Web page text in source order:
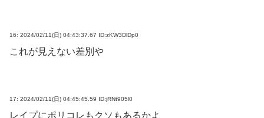
16: 2024/02/11(日) 04:43:37.67 ID:zKW3DlDp0
これが見えない差別や
17: 2024/02/11(日) 04:45:45.59 ID:jRNt905l0
レイプにポリコレもクソもあるかよ